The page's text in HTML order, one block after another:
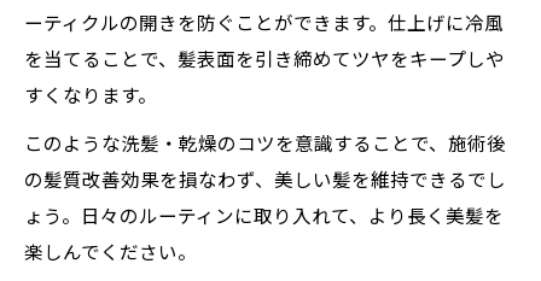
ーティクルの開きを防ぐことができます。仕上げに冷風
を当てることで、髪表面を引き締めてツヤをキープしや
すくなります。
このような洗髪・乾燥のコツを意識することで、施術後
の髪質改善効果を損なわず、美しい髪を維持できるでし
ょう。日々のルーティンに取り入れて、より長く美髪を
楽しんでください。